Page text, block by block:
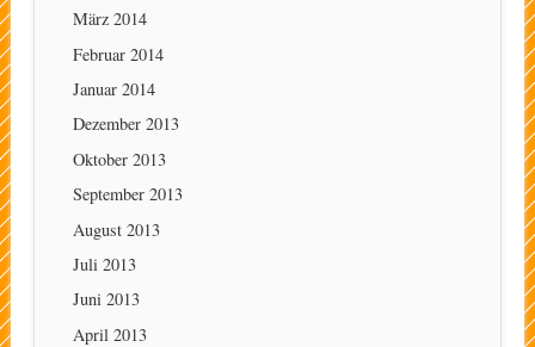
März 2014
Februar 2014
Januar 2014
Dezember 2013
Oktober 2013
September 2013
August 2013
Juli 2013
Juni 2013
April 2013